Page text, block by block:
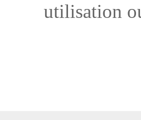
utilisation